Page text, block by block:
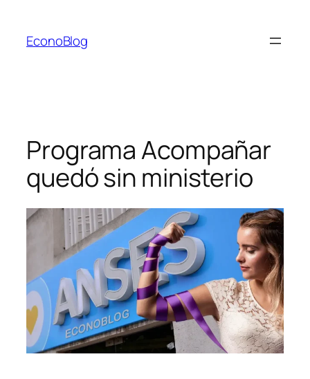
contenido
EconoBlog
Programa Acompañar
quedó sin ministerio